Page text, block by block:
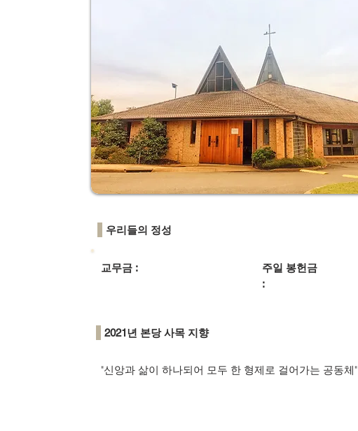
우리들의 정성
교무금 :
주일 봉헌금
:
2021년 본당 사목 지향
"신앙과 삶이 하나되어 모두 한 형제로 걸어가는 공동체"